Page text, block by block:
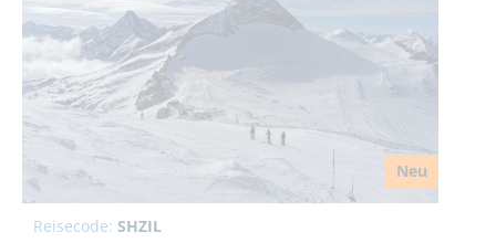
Neu
Reisecode: SHZIL